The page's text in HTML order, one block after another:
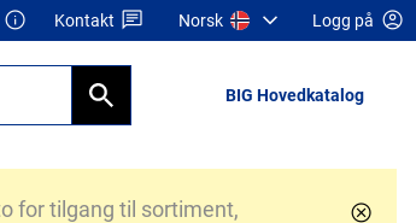
Kontakt Norsk Logg på
BIG Hovedkatalog
for tilgang til sortiment,